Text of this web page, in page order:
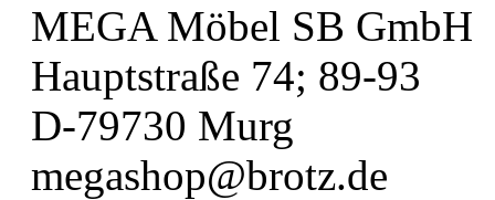
MEGA Möbel SB GmbH
Hauptstraße 74; 89-93
D-79730 Murg
megashop@brotz.de